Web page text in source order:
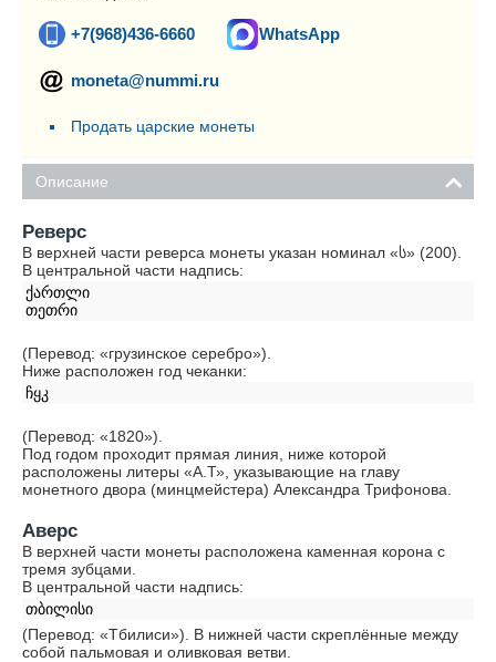
+7(968)436-6660 WhatsApp
moneta@nummi.ru
Продать царские монеты
Описание
Реверс
В верхней части реверса монеты указан номинал «ს» (200).
В центральной части надпись:
ქართლი
თეთრი
(Перевод: «грузинское серебро»).
Ниже расположен год чеканки:
ჩყკ
(Перевод: «1820»).
Под годом проходит прямая линия, ниже которой
расположены литеры «А.Т», указывающие на главу
монетного двора (минцмейстера) Александра Трифонова.
Аверс
В верхней части монеты расположена каменная корона с
тремя зубцами.
В центральной части надпись:
თბილისი
(Перевод: «Тбилиси»). В нижней части скреплённые между
собой пальмовая и оливковая ветви.